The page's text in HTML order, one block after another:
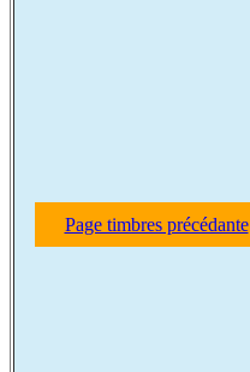
Page timbres précédante